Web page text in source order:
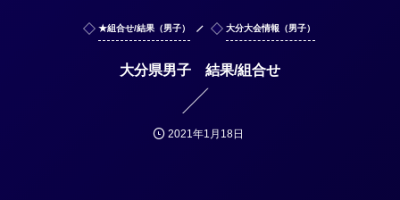
★組合せ/結果（男子） 大分大会情報（男子）
大分県男子 結果/組合せ
2021年1月18日